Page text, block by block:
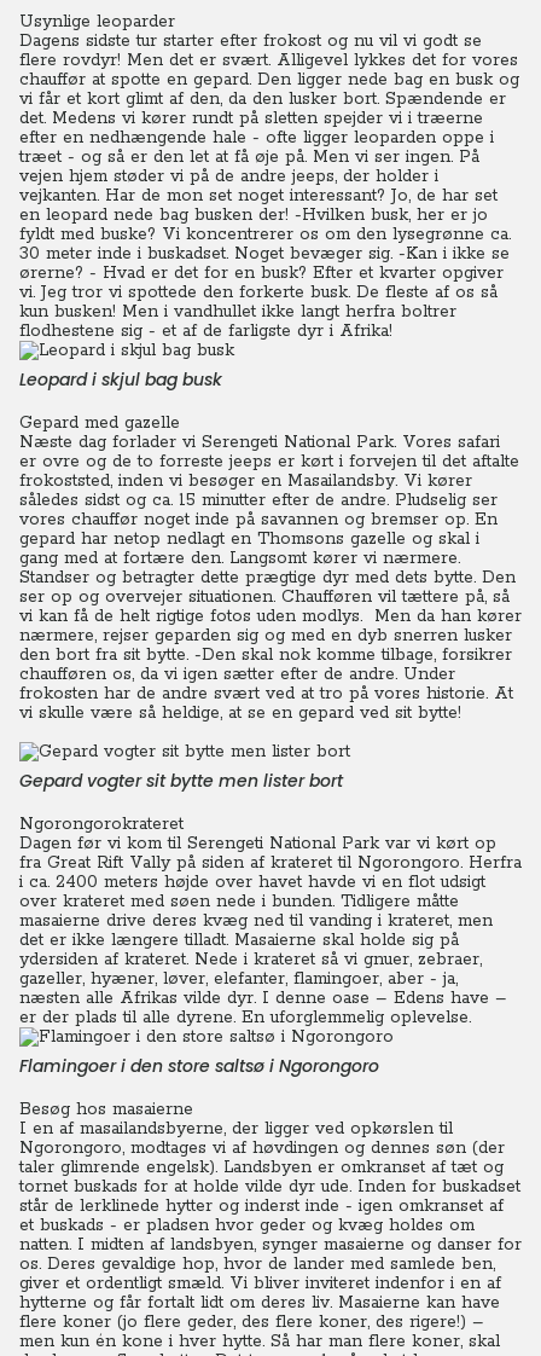
Usynlige leoparder
Dagens sidste tur starter efter frokost og nu vil vi godt se
flere rovdyr! Men det er svært. Alligevel lykkes det for vores
chauffør at spotte en gepard. Den ligger nede bag en busk og
vi får et kort glimt af den, da den lusker bort. Spændende er
det. Medens vi kører rundt på sletten spejder vi i træerne
efter en nedhængende hale - ofte ligger leoparden oppe i
træet - og så er den let at få øje på. Men vi ser ingen. På
vejen hjem støder vi på de andre jeeps, der holder i
vejkanten. Har de mon set noget interessant? Jo, de har set
en leopard nede bag busken der! -Hvilken busk, her er jo
fyldt med buske? Vi koncentrerer os om den lysegrønne ca.
30 meter inde i buskadset. Noget bevæger sig. -Kan i ikke se
ørerne? - Hvad er det for en busk? Efter et kvarter opgiver
vi. Jeg tror vi spottede den forkerte busk. De fleste af os så
kun busken! Men i vandhullet ikke langt herfra boltrer
flodhestene sig - et af de farligste dyr i Afrika!
Leopard i skjul bag busk
Gepard med gazelle
Næste dag forlader vi Serengeti National Park. Vores safari
er ovre og de to forreste jeeps er kørt i forvejen til det aftalte
frokoststed, inden vi besøger en Masailandsby. Vi kører
således sidst og ca. 15 minutter efter de andre. Pludselig ser
vores chauffør noget inde på savannen og bremser op. En
gepard har netop nedlagt en Thomsons gazelle og skal i
gang med at fortære den. Langsomt kører vi nærmere.
Standser og betragter dette prægtige dyr med dets bytte. Den
ser op og overvejer situationen. Chaufføren vil tættere på, så
vi kan få de helt rigtige fotos uden modlys.
Men da han kører
nærmere, rejser geparden sig og med en dyb snerren lusker
den bort fra sit bytte. -Den skal nok komme tilbage, forsikrer
chaufføren os, da vi igen sætter efter de andre. Under
frokosten har de andre svært ved at tro på vores historie. At
vi skulle være så heldige, at se en gepard ved sit bytte!
Gepard vogter sit bytte men lister bort
Ngorongorokrateret
Dagen før vi kom til Serengeti National Park var vi kørt op
fra Great Rift Vally på siden af krateret til Ngorongoro. Herfra
i ca. 2400 meters højde over havet havde vi en flot udsigt
over krateret med søen nede i bunden. Tidligere måtte
masaierne drive deres kvæg ned til vanding i krateret, men
det er ikke længere tilladt. Masaierne skal holde sig på
ydersiden af krateret. Nede i krateret så vi gnuer, zebraer,
gazeller, hyæner, løver, elefanter, flamingoer, aber - ja,
næsten alle Afrikas vilde dyr. I denne oase – Edens have –
er der plads til alle dyrene. En uforglemmelig oplevelse.
Flamingoer i den store saltsø i Ngorongoro
Besøg hos masaierne
I en af masailandsbyerne, der ligger ved opkørslen til
Ngorongoro, modtages vi af høvdingen og dennes søn (der
taler glimrende engelsk). Landsbyen er omkranset af tæt og
tornet buskads for at holde vilde dyr ude. Inden for buskadset
står de lerklinede hytter og inderst inde - igen omkranset af
et buskads - er pladsen hvor geder og kvæg holdes om
natten. I midten af landsbyen, synger masaierne og danser for
os. Deres gevaldige hop, hvor de lander med samlede ben,
giver et ordentligt smæld. Vi bliver inviteret indenfor i en af
hytterne og får fortalt lidt om deres liv. Masaierne kan have
flere koner (jo flere geder, des flere koner, des rigere!) –
men kun én kone i hver hytte. Så har man flere koner, skal